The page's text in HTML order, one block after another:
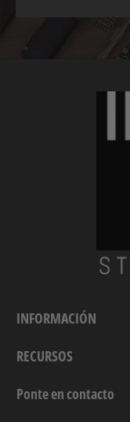
INFORMACIÓN
RECURSOS
Ponte en contacto